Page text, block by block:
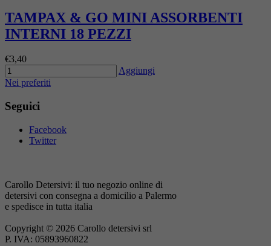
TAMPAX & GO MINI ASSORBENTI
INTERNI 18 PEZZI
€3,40
Aggiungi
Nei preferiti
Seguici
Facebook
Twitter
Carollo Detersivi: il tuo negozio online di
detersivi con consegna a domicilio a Palermo
e spedisce in tutta italia
Copyright © 2026 Carollo detersivi srl
P. IVA: 05893960822